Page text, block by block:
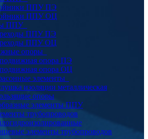
ППУ ПЭ
ППУ ОЦ
ППУ
ППУ ПЭ
ППУ ОЦ
опоры
опора ПЭ
опора ОЦ
элементы
изоляции металлическая
опоры
элементы ППУ
трубопроводов
элементы трубопроводов